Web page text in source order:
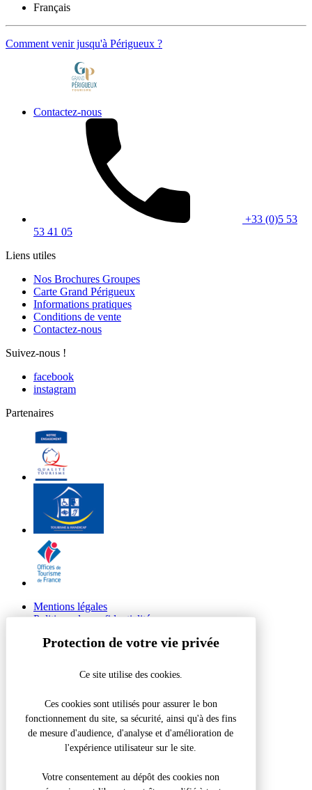
Français
Comment venir jusqu'à Périgueux ?
Contactez-nous
+33 (0)5 53
53 41 05
Liens utiles
Nos Brochures Groupes
Carte Grand Périgueux
Informations pratiques
Conditions de vente
Contactez-nous
Suivez-nous !
facebook
instagram
Partenaires
Mentions légales
Politique de confidentialité
© 2026 Site Groupes Tourisme du Grand Périgueux
Réalisation Koredge
Retour en haut de page
Visite de la Grotte de Villars – Scolaire
Fermer la modale
Que recherchez-vous ?
Ce site utilise des cookies.
Ces cookies sont utilisés pour assurer le bon
fonctionnement du site, sa sécurité, ainsi qu'à des fins
de mesure d'audience, d'analyse et d'amélioration de
l'expérience utilisateur sur le site.
Votre consentement au dépôt des cookies non